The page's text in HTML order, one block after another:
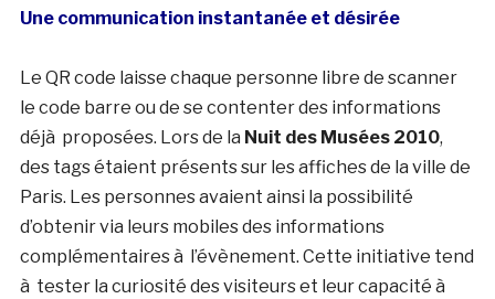
Une communication instantanée et désirée
Le QR code laisse chaque personne libre de scanner
le code barre ou de se contenter des informations
déjà proposées. Lors de la Nuit des Musées 2010,
des tags étaient présents sur les affiches de la ville de
Paris. Les personnes avaient ainsi la possibilité
d’obtenir via leurs mobiles des informations
complémentaires à l’évènement. Cette initiative tend
à tester la curiosité des visiteurs et leur capacité à